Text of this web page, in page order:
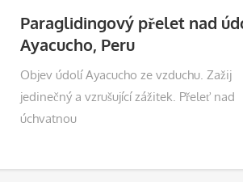
Paraglidingový přelet nad
Ayacucho, Peru
Objev údolí Ayacucho ze vzduchu. Zažij
jedinečný a vzrušující zážitek. Přeleť nad
úchvatnou